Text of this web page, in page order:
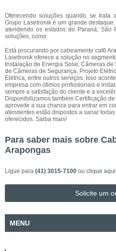
Oferecendo soluções quando se trata
Grupo Lasetronik é um grande
atendendo os estados do Paraná, São
soluções, como:
Está procurando por cabeamento cat6
Lasetronik oferece a solução no
Instalação de Energia Solar, Câmeras
de Câmeras de Segurança, Projeto
Elétrica, entre outros serviços. Isso
empresa com ótimos profissionais e
sempre a satisfação do cliente e a
Disponibilizamos também Certificação
aproveite a sua chance para entrar em
atendentes estão dispostos a sanar
oferecidos. Saiba mais!
Para saber mais sobre
Arapongas
Ligue para (41) 3015-7100 ou clique aqui
Solicite um
MENU